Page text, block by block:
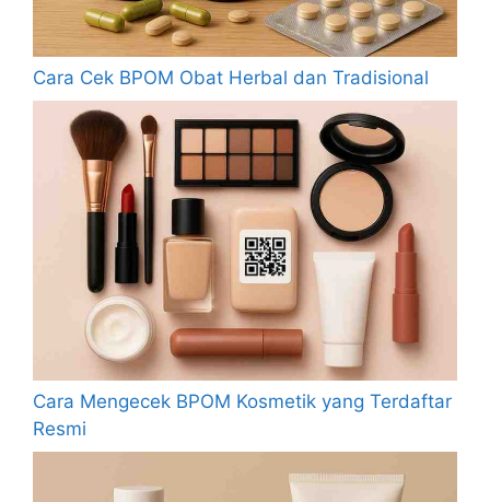
Cara Cek BPOM Obat Herbal dan Tradisional
Cara Mengecek BPOM Kosmetik yang Terdaftar
Resmi